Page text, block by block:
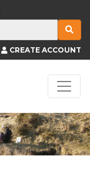
CREATE ACCOUNT